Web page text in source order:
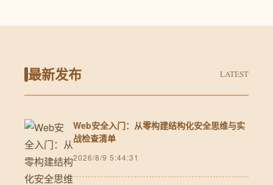
最新发布 LATEST
Web安全入门：从零构建结构化安全思维与实
战检查清单
2026/8/9 5:44:31